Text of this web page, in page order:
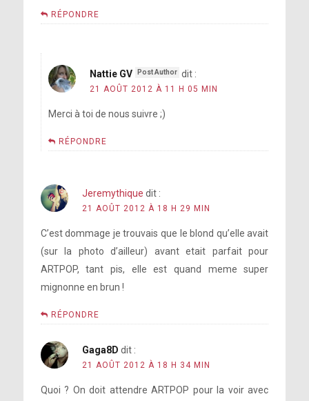
RÉPONDRE
Nattie GV dit :
21 AOÛT 2012 À 11 H 05 MIN
Merci à toi de nous suivre ;)
RÉPONDRE
Jeremythique dit :
21 AOÛT 2012 À 18 H 29 MIN
C’est dommage je trouvais que le blond qu’elle avait
(sur la photo d’ailleur) avant etait parfait pour
ARTPOP, tant pis, elle est quand meme super
mignonne en brun !
RÉPONDRE
Gaga8D dit :
21 AOÛT 2012 À 18 H 34 MIN
Quoi ? On doit attendre ARTPOP pour la voir avec